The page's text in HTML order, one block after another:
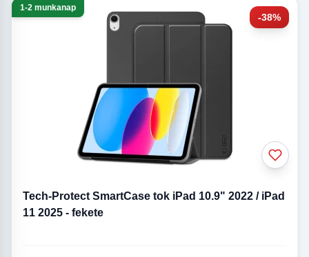
-38%
1-2 munkanap
Tech-Protect SmartCase tok iPad 10.9" 2022 / iPad
11 2025 - fekete